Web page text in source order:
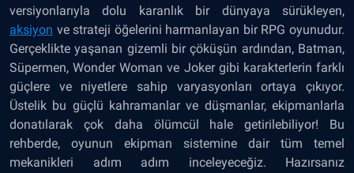
versiyonlarıyla dolu karanlık bir dünyaya sürükleyen,
aksiyon ve strateji öğelerini harmanlayan bir RPG oyunudur.
Gerçeklikte yaşanan gizemli bir çöküşün ardından, Batman,
Süpermen, Wonder Woman ve Joker gibi karakterlerin farklı
güçlere ve niyetlere sahip varyasyonları ortaya çıkıyor.
Üstelik bu güçlü kahramanlar ve düşmanlar, ekipmanlarla
donatılarak çok daha ölümcül hale getirilebiliyor! Bu
rehberde, oyunun ekipman sistemine dair tüm temel
mekanikleri adım adım inceleyeceğiz. Hazırsanız